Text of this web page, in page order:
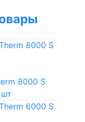
8000 S